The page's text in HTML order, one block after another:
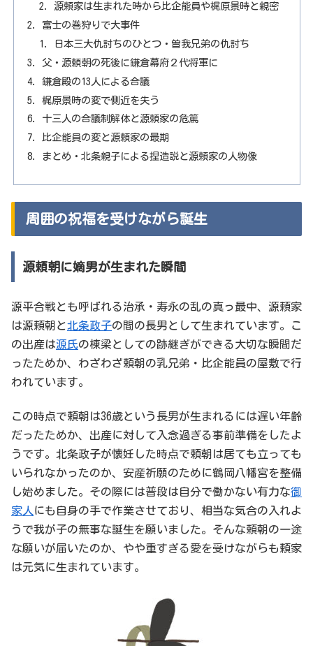
源頼家は生まれた時から比企能員や梶原景時と親密
富士の巻狩りで大事件
日本三大仇討ちのひとつ・曽我兄弟の仇討ち
父・源頼朝の死後に鎌倉幕府２代将軍に
鎌倉殿の13人による合議
梶原景時の変で側近を失う
十三人の合議制解体と源頼家の危篤
比企能員の変と源頼家の最期
まとめ・北条親子による捏造説と源頼家の人物像
周囲の祝福を受けながら誕生
源頼朝に嫡男が生まれた瞬間
源平合戦とも呼ばれる治承・寿永の乱の真っ最中、源頼家
は源頼朝と北条政子の間の長男として生まれています。こ
の出産は源氏の棟梁としての跡継ぎができる大切な瞬間だ
ったためか、わざわざ頼朝の乳兄弟・比企能員の屋敷で行
われています。
この時点で頼朝は36歳という長男が生まれるには遅い年齢
だったためか、出産に対して入念過ぎる事前準備をしたよ
うです。北条政子が懐妊した時点で頼朝は居ても立っても
いられなかったのか、安産祈願のために鶴岡八幡宮を整備
し始めました。その際には普段は自分で働かない有力な御
家人にも自身の手で作業させており、相当な気合の入れよ
うで我が子の無事な誕生を願いました。そんな頼朝の一途
な願いが届いたのか、やや重すぎる愛を受けながらも頼家
は元気に生まれています。